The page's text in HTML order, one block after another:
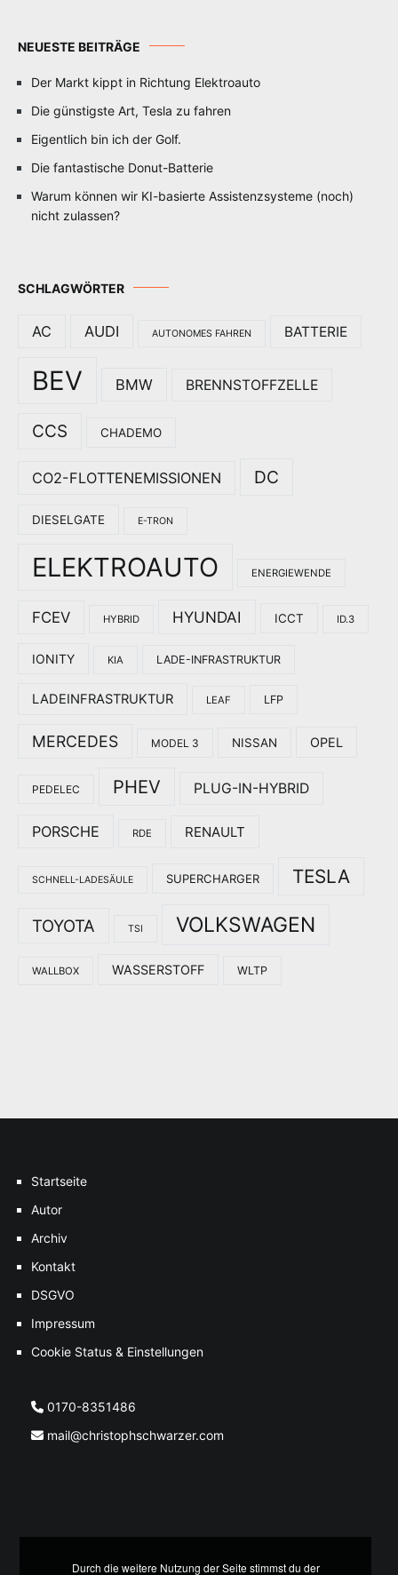
NEUESTE BEITRÄGE
Der Markt kippt in Richtung Elektroauto
Die günstigste Art, Tesla zu fahren
Eigentlich bin ich der Golf.
Die fantastische Donut-Batterie
Warum können wir KI-basierte Assistenzsysteme (noch)
nicht zulassen?
SCHLAGWÖRTER
AC AUDI AUTONOMES FAHREN BATTERIE
BEV BMW BRENNSTOFFZELLE
CCS CHADEMO
CO2-FLOTTENEMISSIONEN DC
DIESELGATE E-TRON
ELEKTROAUTO ENERGIEWENDE
FCEV HYBRID HYUNDAI ICCT ID.3
IONITY KIA LADE-INFRASTRUKTUR
LADEINFRASTRUKTUR LEAF LFP
MERCEDES MODEL 3 NISSAN OPEL
PEDELEC PHEV PLUG-IN-HYBRID
PORSCHE RDE RENAULT
SCHNELL-LADESÄULE SUPERCHARGER TESLA
TOYOTA TSI VOLKSWAGEN
WALLBOX WASSERSTOFF WLTP
Startseite
Autor
Archiv
Kontakt
DSGVO
Impressum
Cookie Status & Einstellungen
0170-8351486
mail@christophschwarzer.com
Durch die weitere Nutzung der Seite stimmst du der